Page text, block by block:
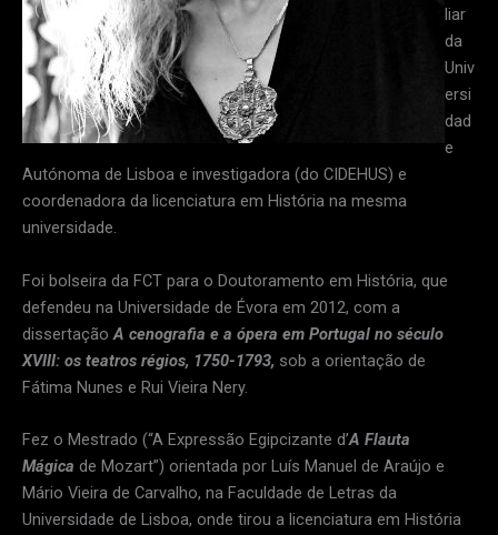
liar
da
Univ
ersi
dad
e
Autónoma de Lisboa e investigadora (do CIDEHUS) e
coordenadora da licenciatura em História na mesma
universidade.
Foi bolseira da FCT para o Doutoramento em História, que
defendeu na Universidade de Évora em 2012, com a
dissertação A cenografia e a ópera em Portugal no século
XVIII: os teatros régios, 1750-1793, sob a orientação de
Fátima Nunes e Rui Vieira Nery.
Fez o Mestrado (“A Expressão Egipcizante d’A Flauta
Mágica de Mozart”) orientada por Luís Manuel de Araújo e
Mário Vieira de Carvalho, na Faculdade de Letras da
Universidade de Lisboa, onde tirou a licenciatura em História